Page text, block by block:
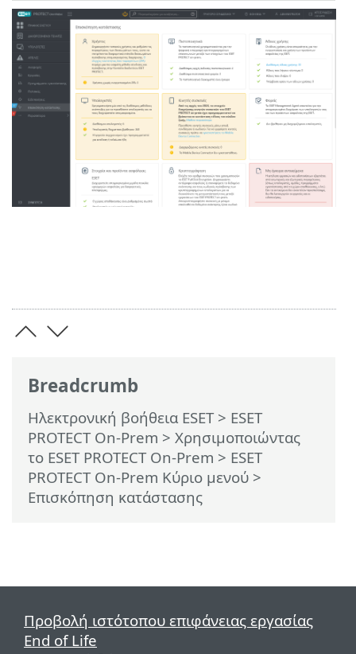
Breadcrumb
Ηλεκτρονική βοήθεια ESET> ESET
PROTECT On-Prem > Χρησιμοποιώντας
το ESET PROTECT On-Prem > ESET
PROTECT On-Prem Κύριο μενού >
Επισκόπηση κατάστασης
Προβολή ιστότοπου επιφάνειας εργασίας
End of Life